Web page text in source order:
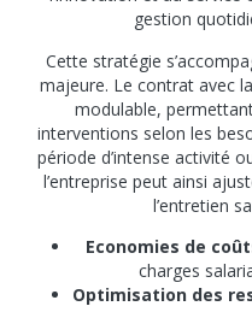
gestion
Cette stratégie
majeure. Le contrat avec
modulable,
interventions selon les
période d’intense activité
l’entreprise peut ainsi
l’entretien
Economies de
charges
Optimisation des